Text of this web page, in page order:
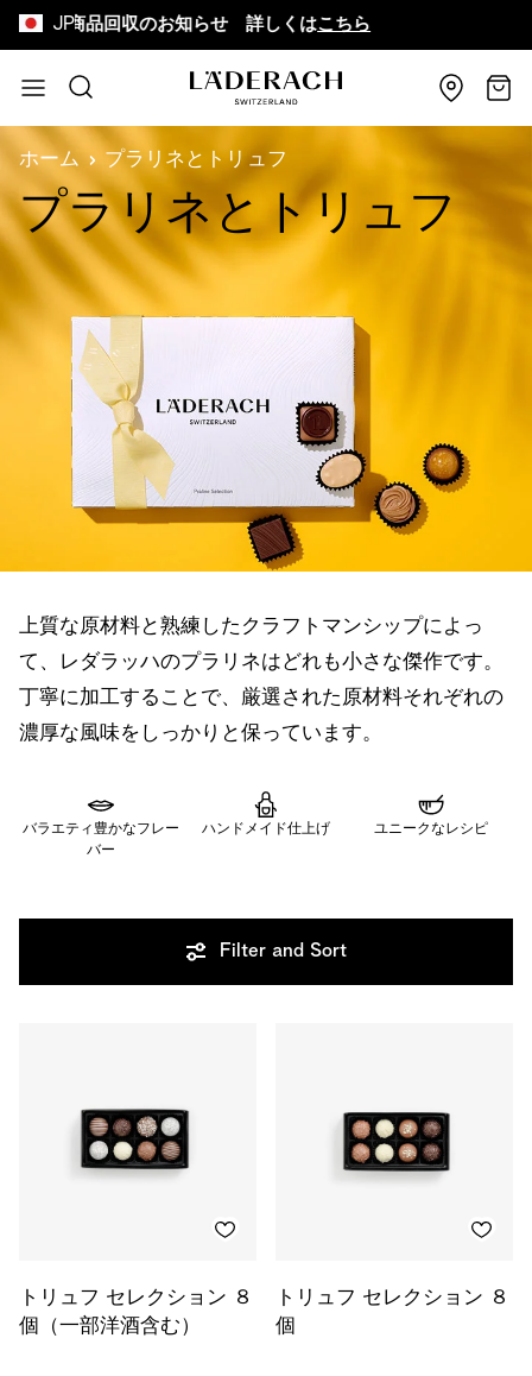
JP
びと商品回収のお知らせ 詳しくは こちら8,640
検索
カー
ホーム プラリネとトリュフ
プラリネとトリュフ
上質な原材料と熟練したクラフトマンシップによっ
て、レダラッハのプラリネはどれも小さな傑作です。
丁寧に加工することで、厳選された原材料それぞれの
濃厚な風味をしっかりと保っています。
バラエティ豊かなフレー
バー
ハンドメイド仕上げ ユニークなレシピ
Filter and Sort
トリュフ セレクション ８
個（一部洋酒含む）
トリュフ セレクション ８
個